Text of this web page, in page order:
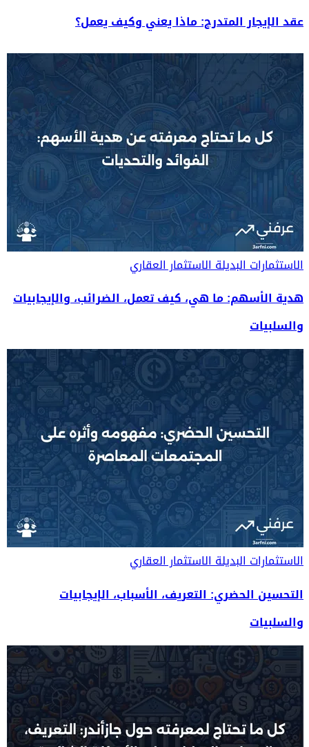
عقد الإيجار المتدرج: ماذا يعني وكيف يعمل؟
الاستثمارات البديلةالاستثمار العقاري
هدية الأسهم: ما هي، كيف تعمل، الضرائب، والإيجابيات
والسلبيات
الاستثمارات البديلةالاستثمار العقاري
التحسين الحضري: التعريف، الأسباب، الإيجابيات
والسلبيات